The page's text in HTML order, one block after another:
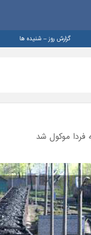
گزارش روز – شنيده ها
فردا موکول شد